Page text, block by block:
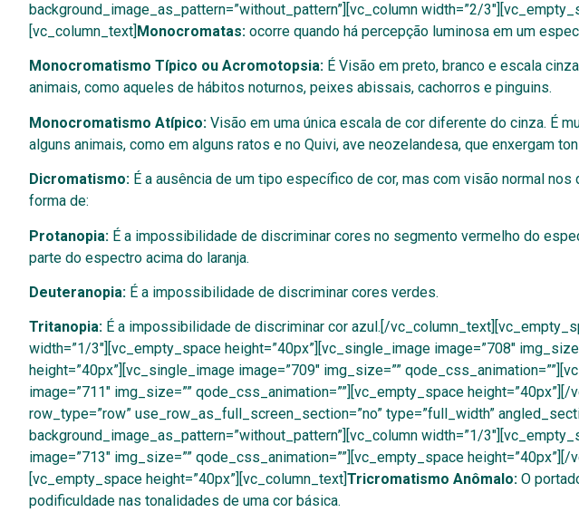
background_image_as_pattern=”without_pattern”][vc_column width=”2/
[vc_column_text]Monocromatas: ocorre quando há percepção luminosa em um
Monocromatismo Típico ou Acromotopsia: É Visão em preto, branco e escala
animais, como aqueles de hábitos noturnos, peixes abissais, cachorros e pinguins.
Monocromatismo Atípico: Visão em uma única escala de cor diferente do cinza. É
alguns animais, como em alguns ratos e no Quivi, ave neozelandesa, que enxergam
Dicromatismo: É a ausência de um tipo específico de cor, mas com visão normal
forma de:
Protanopia: É a impossibilidade de discriminar cores no segmento vermelho do
parte do espectro acima do laranja.
Deuteranopia: É a impossibilidade de discriminar cores verdes.
Tritanopia: É a impossibilidade de discriminar cor azul.[/
width=”1/3″][vc_empty_space height=”40px”][vc_single_image image=”708″
height=”40px”][vc_single_image image=”709″ img_size=””
image=”711″ img_size=”” qode_css_animation=””][vc_empty_space
row_type=”row” use_row_as_full_screen_section=”no” type=”full_width”
background_image_as_pattern=”without_pattern”][vc_column width=”1/
image=”713″ img_size=”” qode_css_animation=””][vc_empty_space height=”40px”][/
[vc_empty_space height=”40px”][vc_column_text] Tricromatismo Anômalo: O
podificuldade nas tonalidades de uma cor básica.